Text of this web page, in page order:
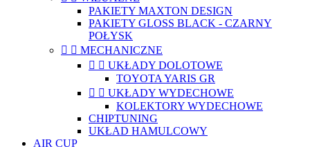
PAKIETY MAXTON DESIGN
PAKIETY GLOSS BLACK - CZARNY
POŁYSK
  MECHANICZNE
  UKŁADY DOLOTOWE
TOYOTA YARIS GR
  UKŁADY WYDECHOWE
KOLEKTORY WYDECHOWE
CHIPTUNING
UKŁAD HAMULCOWY
AIR CUP